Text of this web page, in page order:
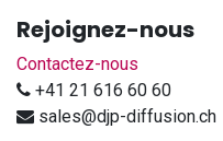
Rejoignez-nous
Contactez-nous
+41 21 616 60 60
sales@djp-diffusion.ch